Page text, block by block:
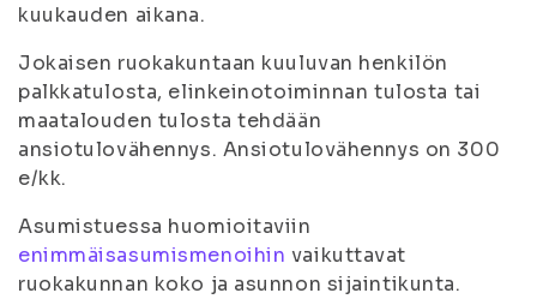
kuukauden aikana.
Jokaisen ruokakuntaan kuuluvan henkilön
palkkatulosta, elinkeinotoiminnan tulosta tai
maatalouden tulosta tehdään
ansiotulovähennys. Ansiotulovähennys on 300
e/kk.
Asumistuessa huomioitaviin
enimmäisasumismenoihin vaikuttavat
ruokakunnan koko ja asunnon sijaintikunta.